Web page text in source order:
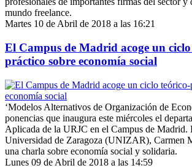
mundo freelance.
Martes 10 de Abril de 2018 a las 16:21
El Campus de Madrid acoge un
práctico sobre economía social
‘Modelos Alternativos de Organización de
ponencias que inaugura este miércoles el
Aplicada de la URJC en el Campus de Madrid.
Universidad de Zaragoza (UNIZAR), Carmen
una charla sobre economía social y solidaria.
Lunes 09 de Abril de 2018 a las 14:59